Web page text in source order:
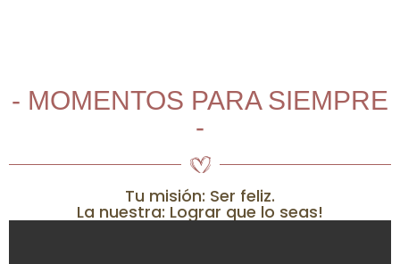
- MOMENTOS PARA SIEMPRE
-
Tu misión: Ser feliz.
La nuestra: Lograr que lo seas!